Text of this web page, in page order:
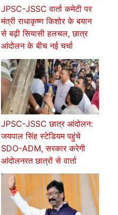
JPSC-JSSC वार्ता कमेटी पर
मंत्री राधाकृष्ण किशोर के बयान
से बढ़ी सियासी हलचल, छात्र
आंदोलन के बीच नई चर्चा
JPSC-JSSC छात्र आंदोलन:
जयपाल सिंह स्टेडियम पहुंचे
SDO-ADM, सरकार करेगी
आंदोलनरत छात्रों से वार्ता